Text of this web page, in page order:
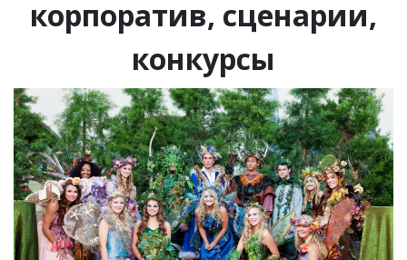
корпоратив, сценарии,
конкурсы